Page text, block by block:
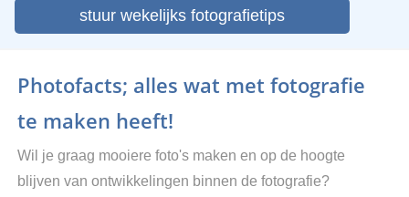
stuur wekelijks fotografietips
Photofacts; alles wat met fotografie
te maken heeft!
Wil je graag mooiere foto's maken en op de hoogte
blijven van ontwikkelingen binnen de fotografie?